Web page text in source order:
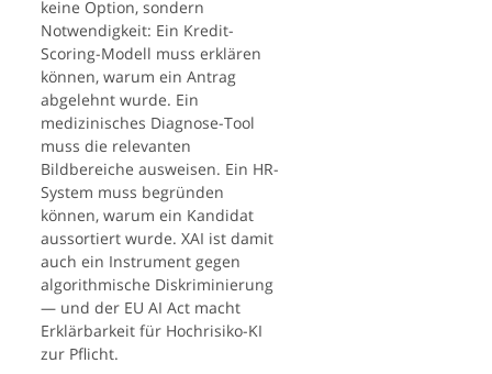
keine Option, sondern
Notwendigkeit: Ein Kredit-
Scoring-Modell muss erklären
können, warum ein Antrag
abgelehnt wurde. Ein
medizinisches Diagnose-Tool
muss die relevanten
Bildbereiche ausweisen. Ein HR-
System muss begründen
können, warum ein Kandidat
aussortiert wurde. XAI ist damit
auch ein Instrument gegen
algorithmische Diskriminierung
— und der EU AI Act macht
Erklärbarkeit für Hochrisiko-KI
zur Pflicht.